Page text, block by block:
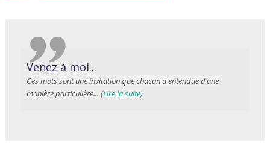
Venez à moi...
Ces mots sont une invitation que chacun a entendue d’une
manière particulière... (Lire la suite)